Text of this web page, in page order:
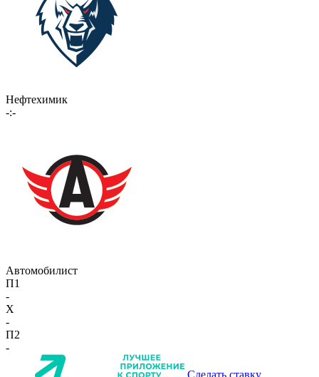
Нефтехимик
-:-
Автомобилист
П1
-
X
-
П2
-
Сделать ставку